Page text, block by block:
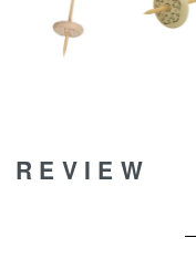
REVIEW